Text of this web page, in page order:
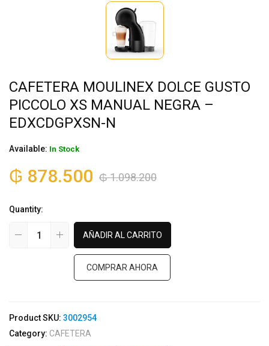
CAFETERA MOULINEX DOLCE GUSTO
PICCOLO XS MANUAL NEGRA –
EDXCDGPXSN-N
Available: In Stock
₲1.098.200
₲ 878.500
Quantity:
AÑADIR AL CARRITO
COMPRAR AHORA
Product SKU: 3002954
Category: CAFETERA